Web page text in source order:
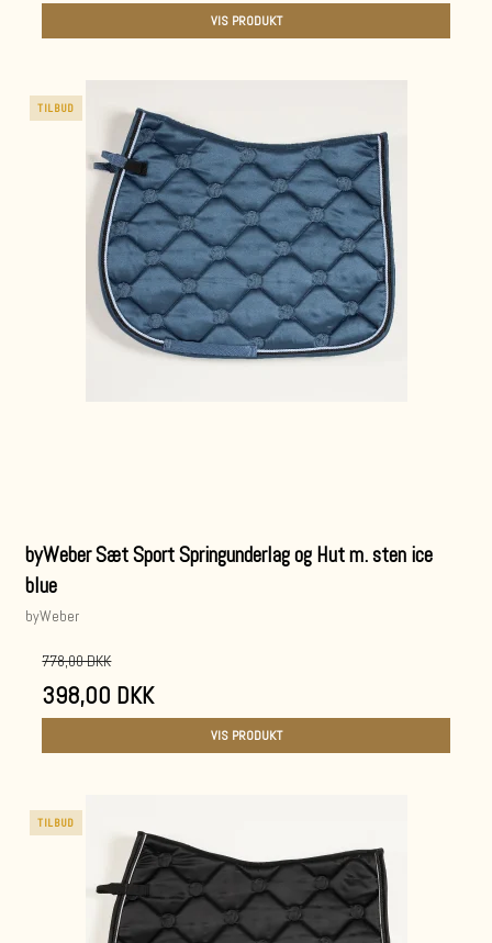
VIS PRODUKT
TILBUD
byWeber Sæt Sport Springunderlag og Hut m. sten ice
blue
byWeber
778,00 DKK
398,00 DKK
VIS PRODUKT
TILBUD